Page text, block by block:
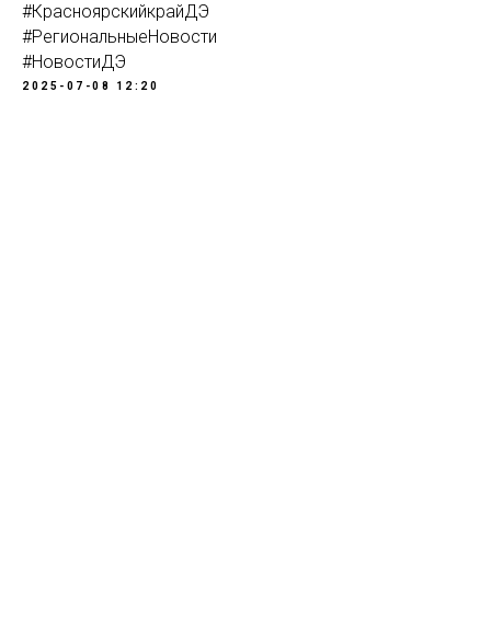
#КрасноярскийкрайДЭ
#РегиональныеНовости
#НовостиДЭ
2025-07-08 12:20